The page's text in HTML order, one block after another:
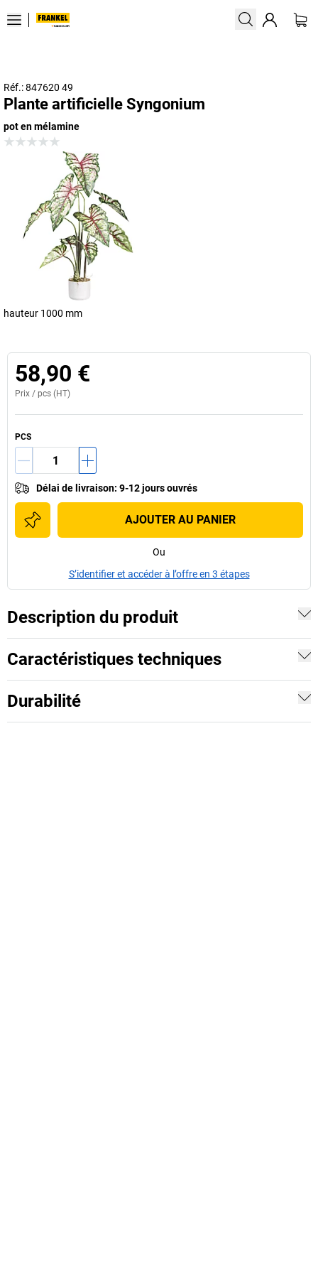
Réf.: 847620 49
Plante artificielle Syngonium
pot en mélamine
hauteur 1000 mm
58,90 €
Prix / pcs (HT)
PCS
Délai de livraison: 9-12 jours ouvrés
AJOUTER AU PANIER
Ou
S’identifier et accéder à l’offre en 3 étapes
Description du produit
Caractéristiques techniques
Durabilité